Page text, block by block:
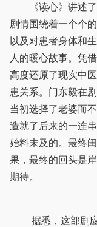
《读心》讲述了
剧情围绕着一个个
以及对患者身体和
人的暖心故事。凭
高度还原了现实中
患关系。门东毅在
当初选择了老婆而
造就了后来的一连
始料未及的。最终
果，最终的回头是
期待。
据悉，这部剧应